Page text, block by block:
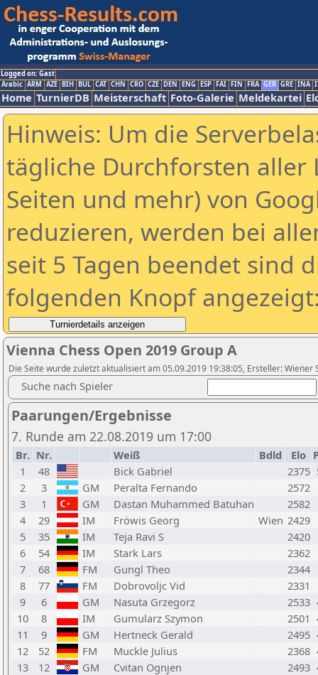
Logged on: Gast
Arabic ARM AZE BIH BUL CAT CHN CRO CZE DEN ENG ESP FAI FIN FRA GER GRE INA
Home TurnierDB Meisterschaft Foto-Galerie Meldekartei
Hinweis: Um die
tägliche Durchforsten aller
Seiten und mehr) von
reduzieren, werden bei
seit 5 Tagen beendet sind
folgenden Knopf
Vienna Chess Open 2019 Group A
Die Seite wurde zuletzt aktualisiert am 05.09.2019 19:38:05, Ersteller:
Suche nach Spieler
Paarungen/Ergebnisse
7. Runde am 22.08.2019 um 17:00
Br. Nr. Weiß Bdld Elo
1
48 Bick Gabriel 2375
2
3 GM Peralta Fernando
2572
3
1 GM Dastan Muhammed Batuhan
2582
4
29 IM Fröwis Georg Wien 2429
5
35 IM Teja Ravi S
2420
6
54 IM Stark Lars
2362
7
68 FM Gungl Theo
2344
8
77 FM Dobrovoljc Vid
2331
9
6 GM Nasuta Grzegorz 2533
10
8 IM Gumularz Szymon 2501
11
9 GM Hertneck Gerald 2495
12
52 FM Muckle Julius 2368
13
12 GM Cvitan Ognjen 2493